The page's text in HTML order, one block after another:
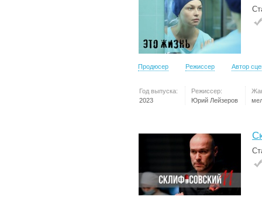
Продюсер Режиссер Автор
Год выпуска:
2023
Режиссер:
Юрий Лейзеров